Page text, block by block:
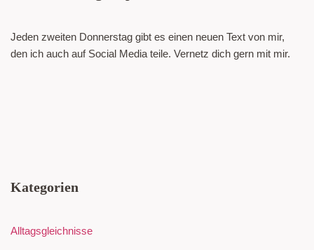
Jeden zweiten Donnerstag gibt es einen neuen Text von mir,
den ich auch auf Social Media teile. Vernetz dich gern mit mir.
Kategorien
Alltagsgleichnisse